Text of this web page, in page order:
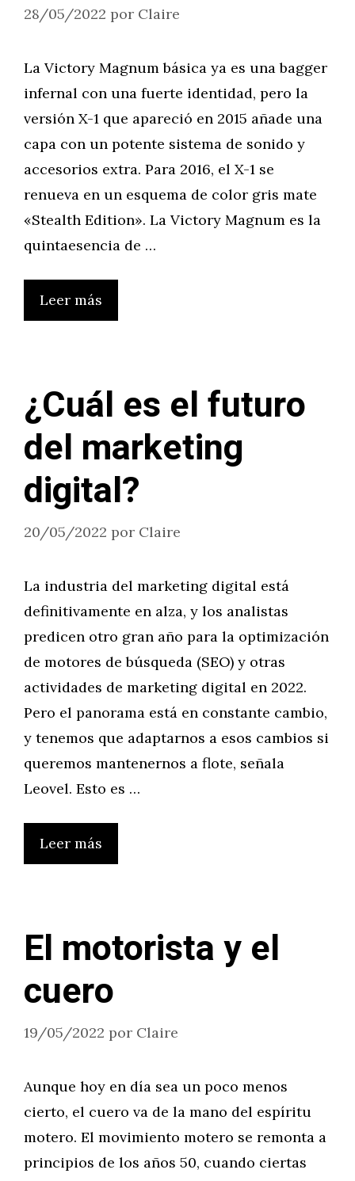
28/05/2022 por Claire
La Victory Magnum básica ya es una bagger
infernal con una fuerte identidad, pero la
versión X-1 que apareció en 2015 añade una
capa con un potente sistema de sonido y
accesorios extra. Para 2016, el X-1 se
renueva en un esquema de color gris mate
«Stealth Edition». La Victory Magnum es la
quintaesencia de …
Leer más
¿Cuál es el futuro
del marketing
digital?
20/05/2022 por Claire
La industria del marketing digital está
definitivamente en alza, y los analistas
predicen otro gran año para la optimización
de motores de búsqueda (SEO) y otras
actividades de marketing digital en 2022.
Pero el panorama está en constante cambio,
y tenemos que adaptarnos a esos cambios si
queremos mantenernos a flote, señala
Leovel. Esto es …
Leer más
El motorista y el
cuero
19/05/2022 por Claire
Aunque hoy en día sea un poco menos
cierto, el cuero va de la mano del espíritu
motero. El movimiento motero se remonta a
principios de los años 50, cuando ciertas